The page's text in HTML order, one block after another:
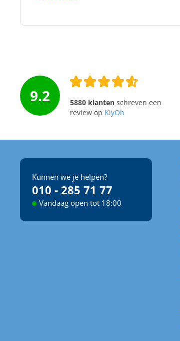
9.2 5880 klantenschreven een
review op KiyOh
Kunnen we je helpen?
010 - 285 71 77
Vandaag open tot 18:00